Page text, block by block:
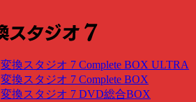
変換スタジオ 7 Complete BOX ULTRA
変換スタジオ 7 Complete BOX
変換スタジオ 7 DVD総合BOX